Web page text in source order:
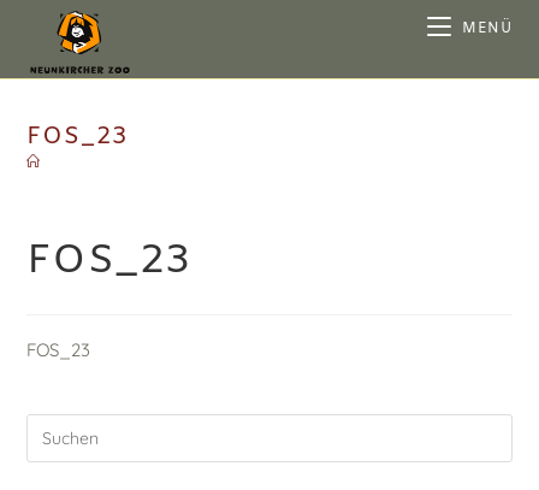
MENÜ
FOS_23
FOS_23
FOS_23